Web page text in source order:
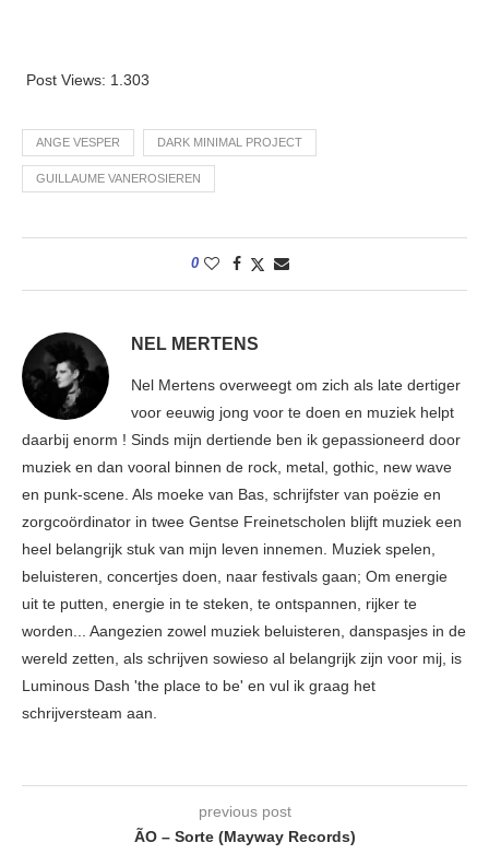
Post Views: 1.303
ANGE VESPER DARK MINIMAL PROJECT
GUILLAUME VANEROSIEREN
0
NEL MERTENS
Nel Mertens overweegt om zich als late dertiger
voor eeuwig jong voor te doen en muziek helpt
daarbij enorm ! Sinds mijn dertiende ben ik gepassioneerd door
muziek en dan vooral binnen de rock, metal, gothic, new wave
en punk-scene. Als moeke van Bas, schrijfster van poëzie en
zorgcoördinator in twee Gentse Freinetscholen blijft muziek een
heel belangrijk stuk van mijn leven innemen. Muziek spelen,
beluisteren, concertjes doen, naar festivals gaan; Om energie
uit te putten, energie in te steken, te ontspannen, rijker te
worden... Aangezien zowel muziek beluisteren, danspasjes in de
wereld zetten, als schrijven sowieso al belangrijk zijn voor mij, is
Luminous Dash 'the place to be' en vul ik graag het
schrijversteam aan.
previous post
ÃO – Sorte (Mayway Records)